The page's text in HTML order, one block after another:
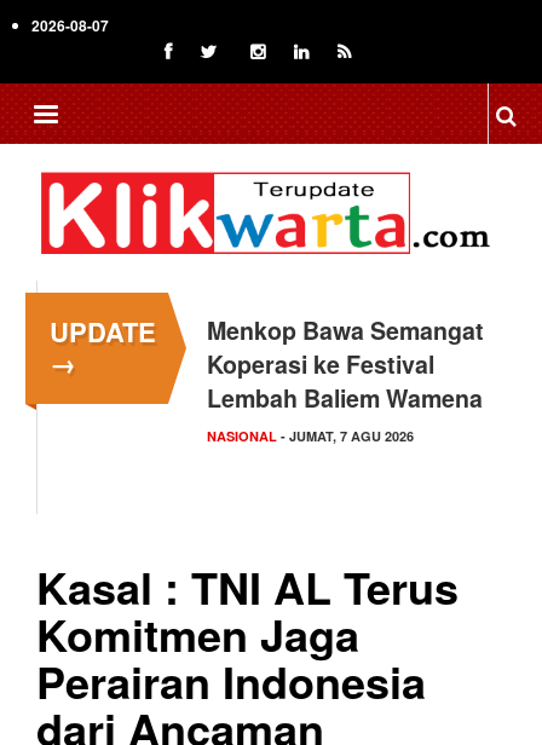
to
content
2026-08-07
UPDATE
→
Menkop Bawa Semangat
Koperasi ke Festival
Lembah Baliem Wamena
NASIONAL - JUMAT, 7 AGU 2026
Kasal : TNI AL Terus
Komitmen Jaga
Perairan Indonesia
dari Ancaman